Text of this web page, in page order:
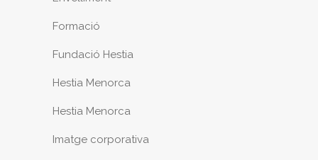
Formació
Fundació Hestia
Hestia Menorca
Hestia Menorca
Imatge corporativa